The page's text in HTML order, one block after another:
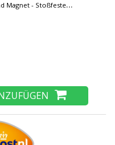
Magnet - Stoßfeste